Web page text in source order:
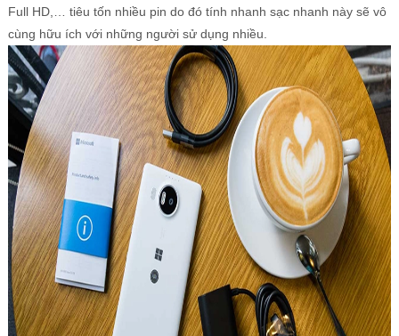
Full HD,… tiêu tốn nhiều pin do đó tính nhanh sạc nhanh này sẽ vô
cùng hữu ích với những người sử dụng nhiều.